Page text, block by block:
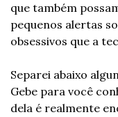
que também
pequenos alertas
obsessivos que a
Separei abaixo
Gebe para você
dela é realmente